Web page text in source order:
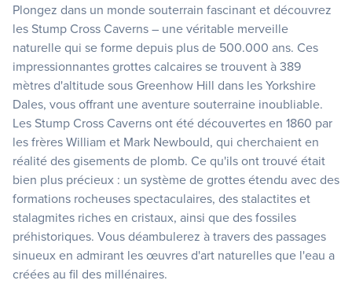
Plongez dans un monde souterrain fascinant et découvrez
les Stump Cross Caverns – une véritable merveille
naturelle qui se forme depuis plus de 500.000 ans. Ces
impressionnantes grottes calcaires se trouvent à 389
mètres d'altitude sous Greenhow Hill dans les Yorkshire
Dales, vous offrant une aventure souterraine inoubliable.
Les Stump Cross Caverns ont été découvertes en 1860 par
les frères William et Mark Newbould, qui cherchaient en
réalité des gisements de plomb. Ce qu'ils ont trouvé était
bien plus précieux : un système de grottes étendu avec des
formations rocheuses spectaculaires, des stalactites et
stalagmites riches en cristaux, ainsi que des fossiles
préhistoriques. Vous déambulerez à travers des passages
sinueux en admirant les œuvres d'art naturelles que l'eau a
créées au fil des millénaires.